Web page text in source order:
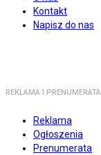
Kontakt
Napisz do nas
REKLAMA I PRENUMERATA
Reklama
Ogłoszenia
Prenumerata